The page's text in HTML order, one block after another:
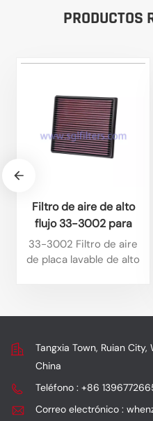
PRODUCTOS
Filtro de aire de alto
flujo 33-3002 para
Mazda BT50 2025 (3.0
L L4 diésel) e Isuzu D-
33-3002 Filtro de aire
de placa lavable de alto
caudal, es reutilizable y
además de optimizar la
potencia y una filtración
eficiente.
Tangxia Town, Ruian
China
Teléfono : +86
Correo electrónico :